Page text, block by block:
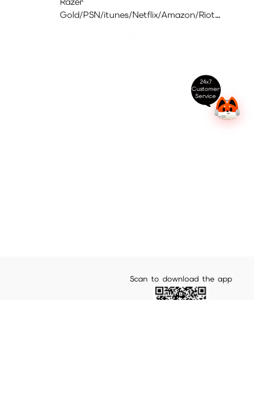
Gold/PSN/itunes/Netflix/Amazon/Riot
Scan to download the app
24x7
Customer
Service